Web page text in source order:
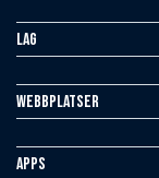
Lag
Webbplatser
Apps